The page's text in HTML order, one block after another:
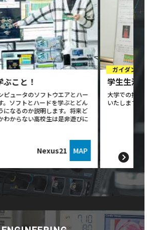
こと！
ピュータのソフトウエアとハー
。ソフトとハードを学ぶとどん
になるのか説明します。将来ど
わからない高校生は是非遊びに
Nexus21 MAP
ガイダンス
学生生活
大学での授業
いたします。